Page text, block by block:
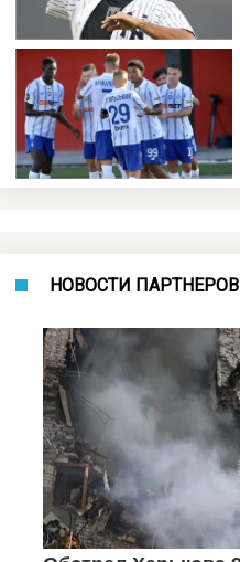
НОВОСТИ ПАРТНЕРОВ